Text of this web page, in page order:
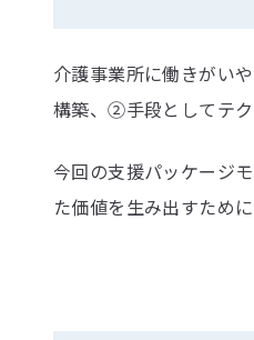
介護事業所に働きがい
構築、②手段としてテク
今回の支援パッケージ
た価値を生み出すため